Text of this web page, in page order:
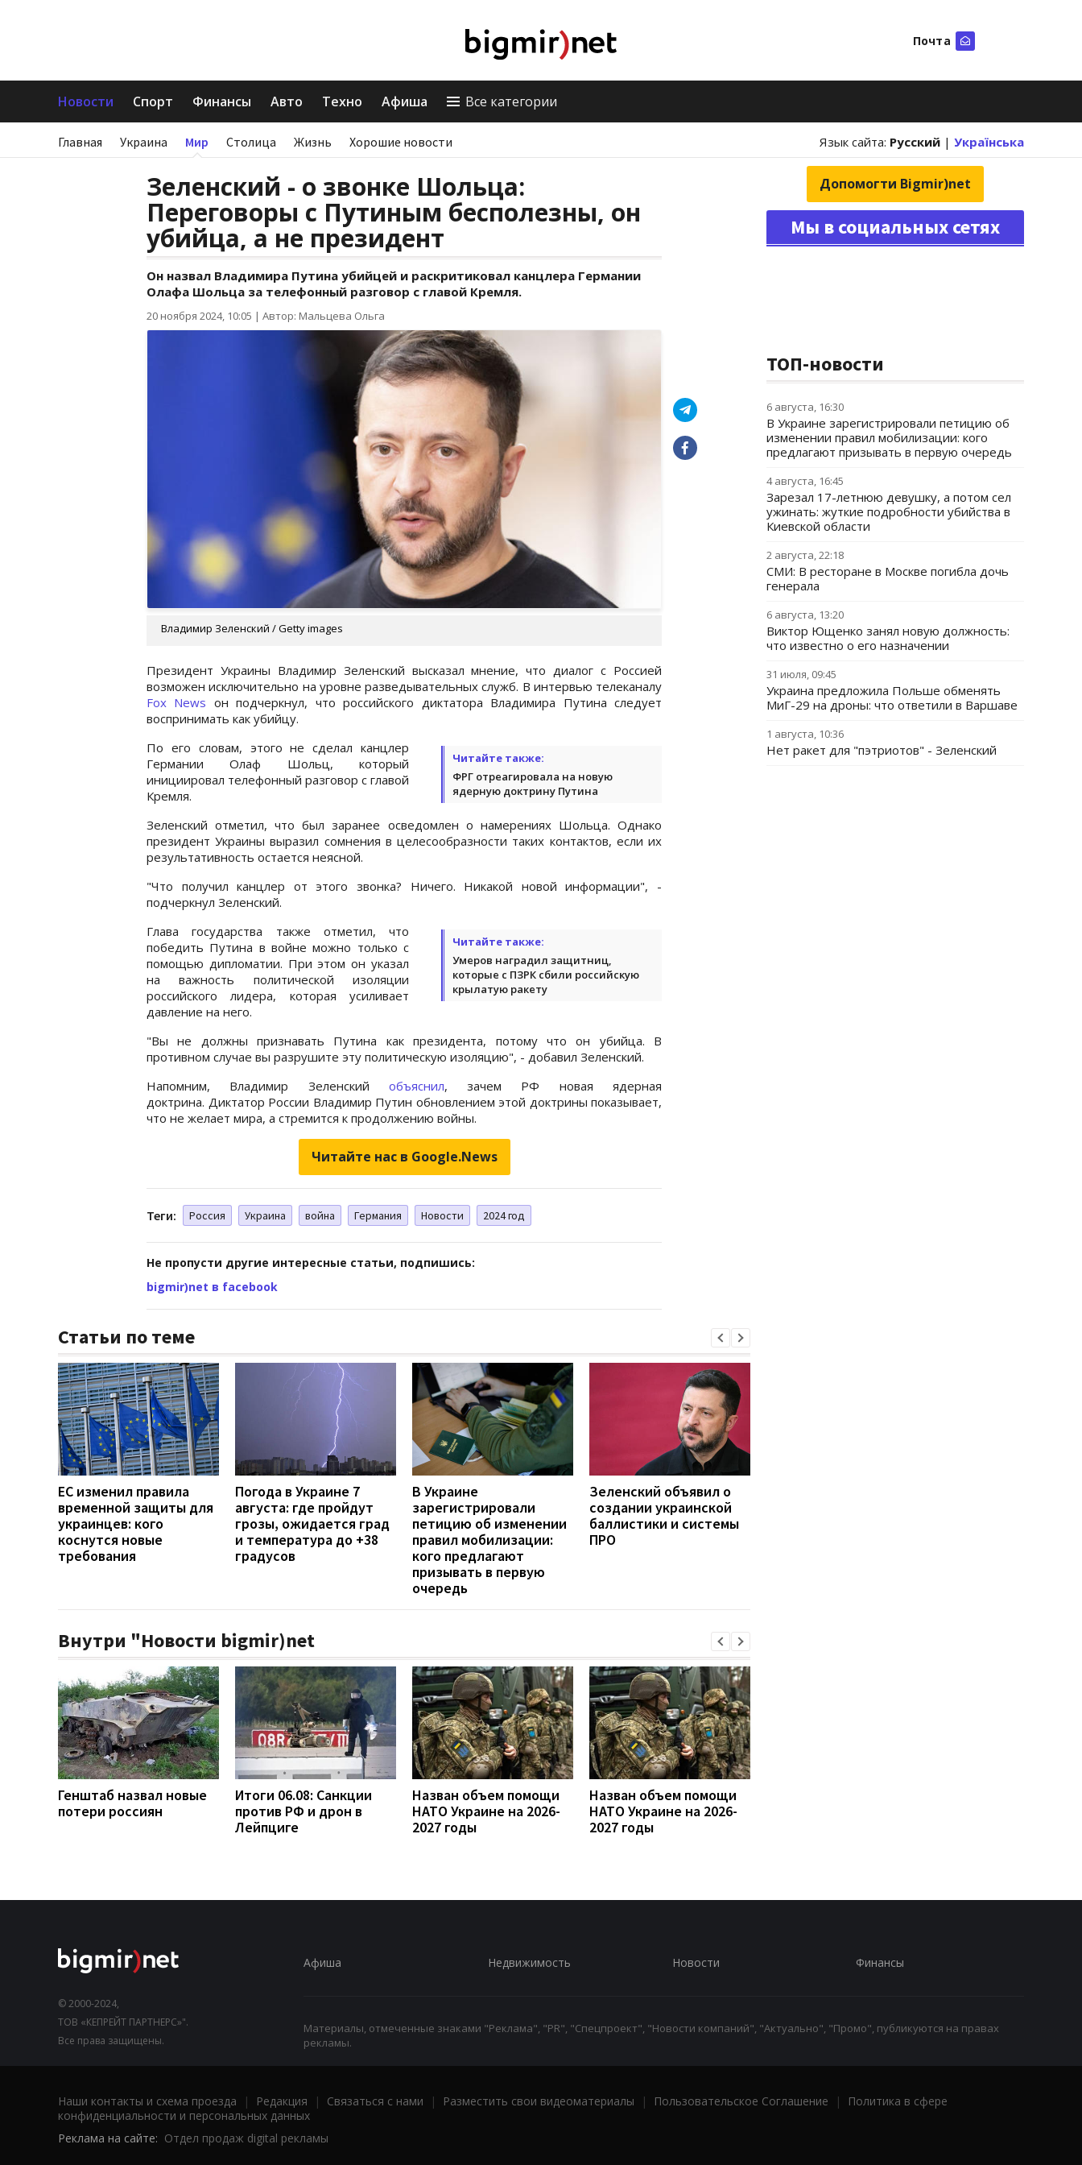
Почта
Новости Спорт Финансы Авто Техно Афиша Все категории
Главная Украина Мир Столица Жизнь Хорошие новости Язык сайта: Русский | Українська
Зеленский - о звонке Шольца:
Переговоры с Путиным бесполезны, он
убийца, а не президент
Он назвал Владимира Путина убийцей и раскритиковал канцлера Германии
Олафа Шольца за телефонный разговор с главой Кремля.
20 ноября 2024, 10:05 | Автор: Мальцева Ольга
Владимир Зеленский / Getty images
Президент Украины Владимир Зеленский высказал мнение, что диалог с Россией
возможен исключительно на уровне разведывательных служб. В интервью телеканалу
Fox News он подчеркнул, что российского диктатора Владимира Путина следует
воспринимать как убийцу.
Читайте также:
ФРГ отреагировала на новую
ядерную доктрину Путина
По его словам, этого не сделал канцлер
Германии Олаф Шольц, который
инициировал телефонный разговор с главой
Кремля.
Зеленский отметил, что был заранее осведомлен о намерениях Шольца. Однако
президент Украины выразил сомнения в целесообразности таких контактов, если их
результативность остается неясной.
"Что получил канцлер от этого звонка? Ничего. Никакой новой информации", -
подчеркнул Зеленский.
Читайте также:
Умеров наградил защитниц,
которые с ПЗРК сбили российскую
крылатую ракету
Глава государства также отметил, что
победить Путина в войне можно только с
помощью дипломатии. При этом он указал
на важность политической изоляции
российского лидера, которая усиливает
давление на него.
"Вы не должны признавать Путина как президента, потому что он убийца. В
противном случае вы разрушите эту политическую изоляцию", - добавил Зеленский.
Напомним, Владимир Зеленский объяснил, зачем РФ новая ядерная
доктрина. Диктатор России Владимир Путин обновлением этой доктрины показывает,
что не желает мира, а стремится к продолжению войны.
Читайте нас в Google.News
Теги: Россия Украина война Германия Новости 2024 год
Не пропусти другие интересные статьи, подпишись:
bigmir)net в facebook
Статьи по теме
ЕС изменил правила
временной защиты для
украинцев: кого
коснутся новые
требования
Погода в Украине 7
августа: где пройдут
грозы, ожидается град
и температура до +38
градусов
В Украине
зарегистрировали
петицию об изменении
правил мобилизации:
кого предлагают
призывать в первую
очередь
Зеленский объявил о
создании украинской
баллистики и системы
ПРО
Внутри "Новости bigmir)net
Генштаб назвал новые
потери россиян
Итоги 06.08: Санкции
против РФ и дрон в
Лейпциге
Назван объем помощи
НАТО Украине на 2026-
2027 годы
Назван объем помощи
НАТО Украине на 2026-
2027 годы
Допомогти Bigmir)net
Мы в социальных сетях
ТОП-новости
6 августа, 16:30
В Украине зарегистрировали петицию об
изменении правил мобилизации: кого
предлагают призывать в первую очередь
4 августа, 16:45
Зарезал 17-летнюю девушку, а потом сел
ужинать: жуткие подробности убийства в
Киевской области
2 августа, 22:18
СМИ: В ресторане в Москве погибла дочь
генерала
6 августа, 13:20
Виктор Ющенко занял новую должность:
что известно о его назначении
31 июля, 09:45
Украина предложила Польше обменять
МиГ-29 на дроны: что ответили в Варшаве
1 августа, 10:36
Нет ракет для "пэтриотов" - Зеленский
© 2000-2024,
ТОВ «КЕПРЕЙТ ПАРТНЕРС»".
Все права защищены.
Афиша Недвижимость Новости Финансы
Материалы, отмеченные знаками "Реклама", "PR", "Спецпроект", "Новости компаний", "Актуально", "Промо", публикуются на правах
рекламы.
Наши контакты и схема проезда | Редакция | Связаться с нами | Разместить свои видеоматериалы | Пользовательское Соглашение |
Политика в сфере
конфиденциальности и персональных данных
Реклама на сайте: Отдел продаж digital рекламы